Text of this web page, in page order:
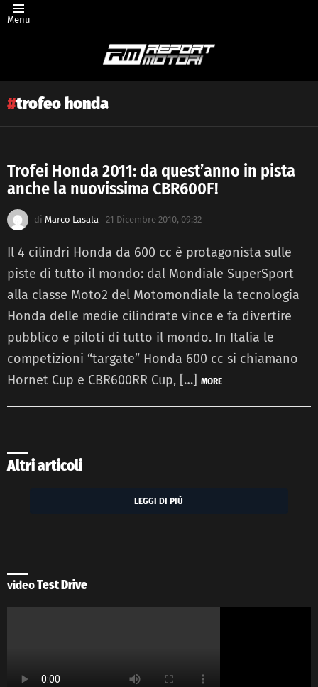
Menu
trofeo honda
Latest
story
Trofei Honda 2011: da quest’anno in pista
anche la nuovissima CBR600F!
di Marco Lasala 21 Dicembre 2010, 09:32
Il 4 cilindri Honda da 600 cc è protagonista sulle
piste di tutto il mondo: dal Mondiale SuperSport
alla classe Moto2 del Motomondiale la tecnologia
Honda delle medie cilindrate vince e fa divertire
pubblico e piloti di tutto il mondo. In Italia le
competizioni “targate” Honda 600 cc si chiamano
Hornet Cup e CBR600RR Cup, […] MORE
Altri articoli
LEGGI DI PIÙ
videoTest Drive